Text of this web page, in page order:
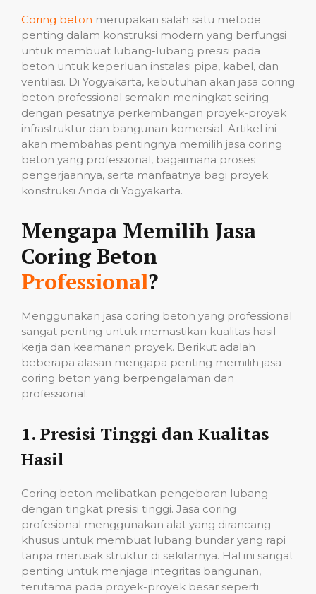
Coring beton merupakan salah satu metode
penting dalam konstruksi modern yang berfungsi
untuk membuat lubang-lubang presisi pada
beton untuk keperluan instalasi pipa, kabel, dan
ventilasi. Di Yogyakarta, kebutuhan akan jasa coring
beton professional semakin meningkat seiring
dengan pesatnya perkembangan proyek-proyek
infrastruktur dan bangunan komersial. Artikel ini
akan membahas pentingnya memilih jasa coring
beton yang professional, bagaimana proses
pengerjaannya, serta manfaatnya bagi proyek
konstruksi Anda di Yogyakarta.
Mengapa Memilih Jasa
Coring Beton
Professional?
Menggunakan jasa coring beton yang professional
sangat penting untuk memastikan kualitas hasil
kerja dan keamanan proyek. Berikut adalah
beberapa alasan mengapa penting memilih jasa
coring beton yang berpengalaman dan
professional:
1. Presisi Tinggi dan Kualitas
Hasil
Coring beton melibatkan pengeboran lubang
dengan tingkat presisi tinggi. Jasa coring
profesional menggunakan alat yang dirancang
khusus untuk membuat lubang bundar yang rapi
tanpa merusak struktur di sekitarnya. Hal ini sangat
penting untuk menjaga integritas bangunan,
terutama pada proyek-proyek besar seperti